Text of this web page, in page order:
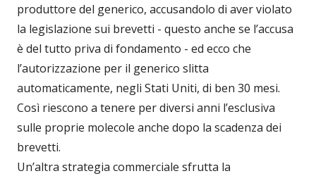
produttore del generico, accusandolo di aver violato
la legislazione sui brevetti - questo anche se l’accusa
è del tutto priva di fondamento - ed ecco che
l’autorizzazione per il generico slitta
automaticamente, negli Stati Uniti, di ben 30 mesi.
Così riescono a tenere per diversi anni l’esclusiva
sulle proprie molecole anche dopo la scadenza dei
brevetti.
Un’altra strategia commerciale sfrutta la